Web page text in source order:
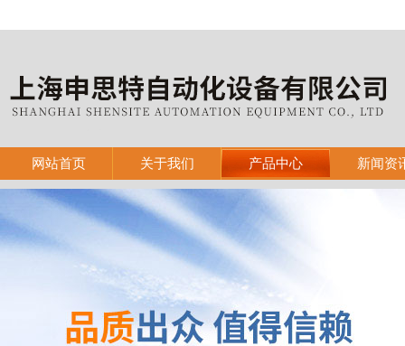
网站首页 关于我们 产品中心 新闻资